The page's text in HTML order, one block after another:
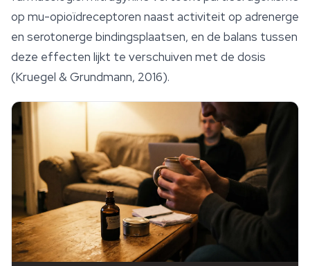
op mu-opioïdreceptoren naast activiteit op adrenerge
en serotonerge bindingsplaatsen, en de balans tussen
deze effecten lijkt te verschuiven met de dosis
(Kruegel & Grundmann, 2016).